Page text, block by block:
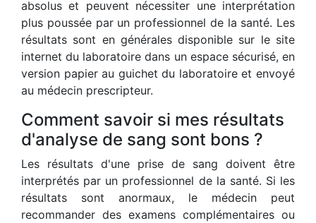
absolus et peuvent nécessiter une interprétation
plus poussée par un professionnel de la santé. Les
résultats sont en générales disponible sur le site
internet du laboratoire dans un espace sécurisé, en
version papier au guichet du laboratoire et envoyé
au médecin prescripteur.
Comment savoir si mes résultats
d'analyse de sang sont bons ?
Les résultats d'une prise de sang doivent être
interprétés par un professionnel de la santé. Si les
résultats sont anormaux, le médecin peut
recommander des examens complémentaires ou